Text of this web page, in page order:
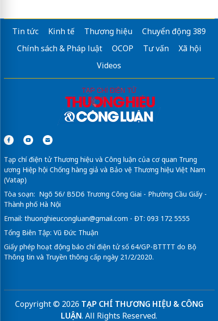
Tin tức Kinh tế Thương hiệu
Chuyển động 389
Chính sách & Pháp luật
OCOP Tư vấn
Xã hội
Videos
Tạp chí điện tử Thương hiệu và Công luận của cơ quan Trung
ương Hiệp hội Chống hàng giả và Bảo vệ Thương hiệu Việt Nam
(Vatap)
Tòa soạn: Ngõ 56/ B5D6 Trương Công Giai - Phường Cầu Giấy -
Thành phố Hà Nội
Email: thuonghieucongluan@gmail.com - ĐT: 093 172 5555
Tổng Biên Tập: Vũ Đức Thuận
Giấy phép hoạt động báo chí điện tử số 64/GP-BTTTT do Bộ
Thông tin và Truyền thông cấp ngày 21/2/2020.
Copyright © 2026 TẠP CHÍ THƯƠNG HIỆU & CÔNG
LUẬN. All Rights Reserved.